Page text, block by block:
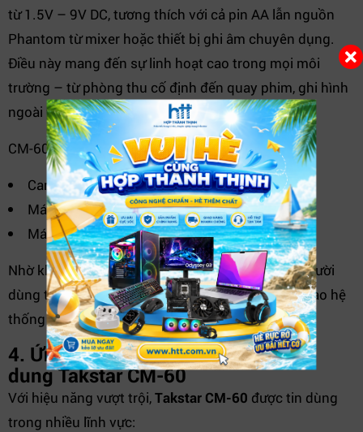
từ 1.5V – 9V DC, tương thích với cả pin AA lẫn nguồn
Phantom từ mixer hoặc thiết bị ghi âm chuyên dụng.
Điều này mang đến sự linh hoạt cao trong mọi môi
trường – từ phòng thu cố định đến quay phim, ghi hình
ngoài trời.
CM-60 có thể kết nối trực tiếp với các thiết bị sau:
Card âm thanh, mixer, soundcard thu âm
Máy quay, máy ghi âm chuyên nghiệp
Máy tính, laptop thông qua bộ chuyển đổi
Nhờ khả năng tương thích đa dạng, micro giúp người
dùng tiết kiệm chi phí đầu tư và dễ dàng lắp đặt vào hệ
thống sẵn có.
4. Ứng dụng thực tế của Micro điện
dung Takstar CM-60
Với hiệu năng vượt trội,Takstar CM-60 được tin dùng
trong nhiều lĩnh vực: